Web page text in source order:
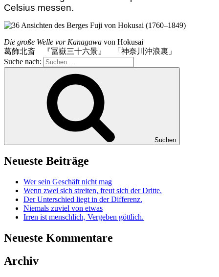
Celsius messen.
Die große Welle vor Kanagawa von Hokusai
葛飾北斎 『冨嶽三十六景』 「神奈川沖浪裏」
Suche nach:
Suchen
Neueste Beiträge
Wer sein Geschäft nicht mag
Wenn zwei sich streiten, freut sich der Dritte.
Der Unterschied liegt in der Differenz.
Niemals zuviel von etwas
Irren ist menschlich, Vergeben göttlich.
Neueste Kommentare
Archiv